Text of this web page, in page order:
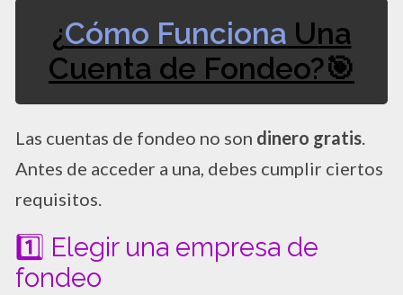
¿Cómo Funciona Una
Cuenta de Fondeo?🎯
Las cuentas de fondeo no son dinero gratis.
Antes de acceder a una, debes cumplir ciertos
requisitos.
1️⃣ Elegir una empresa de
fondeo